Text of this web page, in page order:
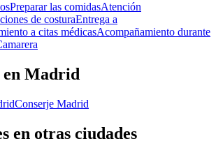
Preparar las comidasAtención
de costuraEntrega a
a citas médicasAcompañamiento durante
Madrid
Conserje Madrid
en otras ciudades